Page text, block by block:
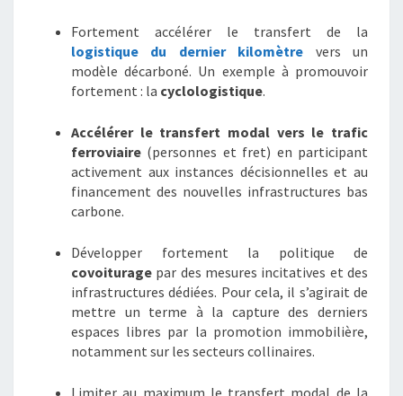
Fortement accélérer le transfert de la
logistique
du dernier kilomètre vers un
modèle décarboné. Un exemple à promouvoir
fortement : la cyclologistique.
Accélérer le transfert modal vers le trafic
ferroviaire (personnes et fret) en participant
activement aux instances décisionnelles et au
financement des nouvelles infrastructures bas
carbone.
Développer fortement la politique de
covoiturage par des mesures incitatives et des
infrastructures dédiées. Pour cela, il s’agirait de
mettre un terme à la capture des derniers
espaces libres par la promotion immobilière,
notamment sur les secteurs collinaires.
Limiter au maximum le transfert modal de la